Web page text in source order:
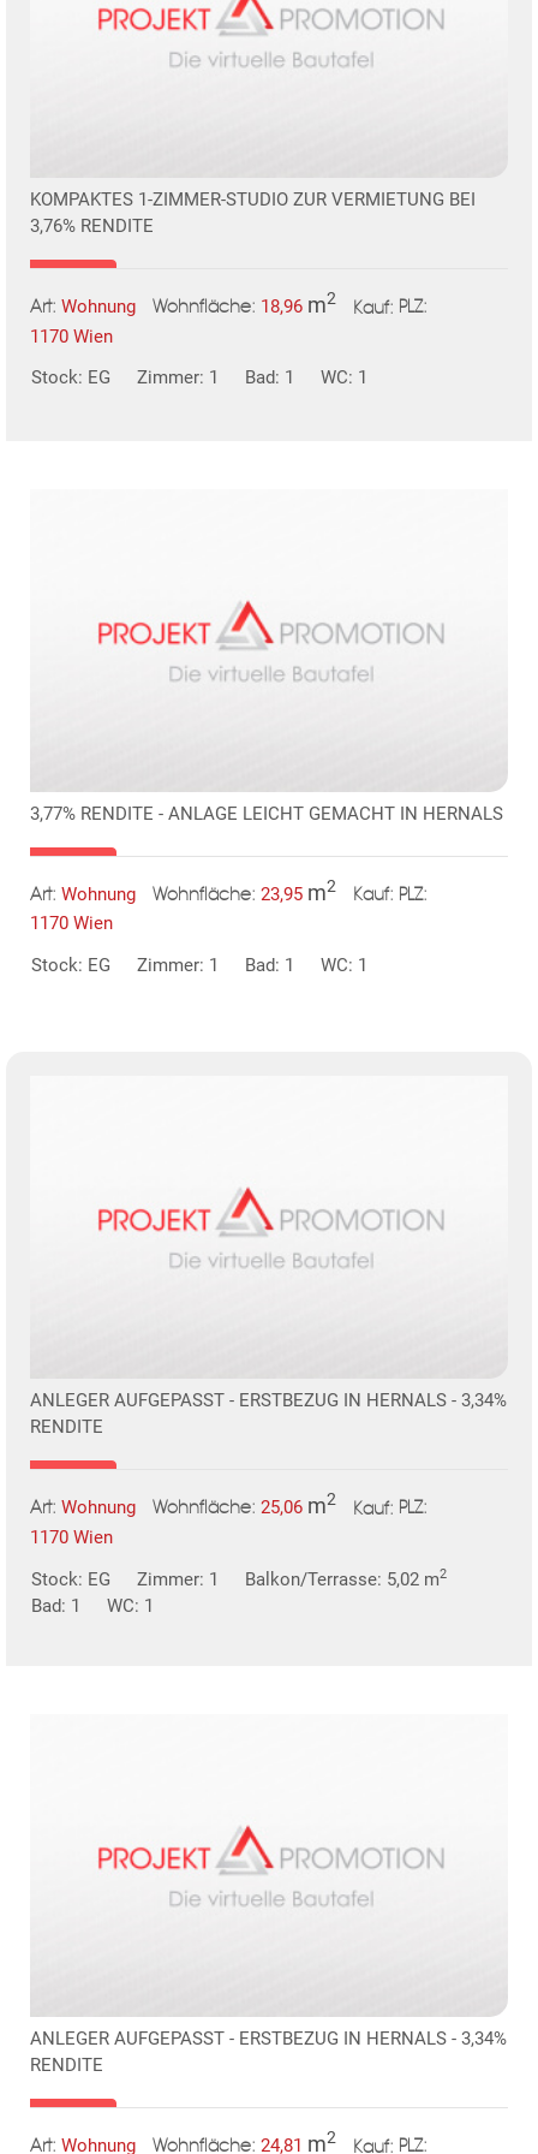
in diesem wunderschönen und modernen Wohnprojekt im
zu vermittelnden Dritten ein familiäres oder wirtschaftliches
Naheverhältnis besteht.
Der Vermittler ist als Doppelmakler tätig.
Infrastruktur / Entfernungen
Gesundheit
KOMPAKTES 1-ZIMMER-STUDIO ZUR VERMIETUNG BEI
3,76% RENDITE
Art: Wohnung Wohnfläche: 18,96 m2 Kauf: PLZ:
1170 Wien
Stock: EG
Zimmer: 1 Bad: 1 WC: 1
3,77% RENDITE - ANLAGE LEICHT GEMACHT IN HERNALS
Art: Wohnung Wohnfläche: 23,95 m2 Kauf: PLZ:
1170 Wien
Stock: EG
Zimmer: 1 Bad: 1 WC: 1
ANLEGER AUFGEPASST - ERSTBEZUG IN HERNALS - 3,34%
RENDITE
Art: Wohnung Wohnfläche: 25,06 m2 Kauf: PLZ:
1170 Wien
Stock: EG
Zimmer: 1 Balkon/Terrasse: 5,02 m2
Bad: 1 WC: 1
ANLEGER AUFGEPASST - ERSTBEZUG IN HERNALS - 3,34%
RENDITE
Art: Wohnung Wohnfläche: 24,81 m2 Kauf: PLZ: